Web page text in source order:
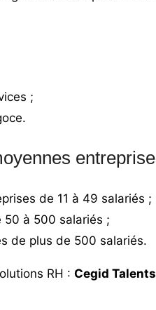
;
de 11 à 49 salariés ;
50 à 500 salariés ;
de plus de 500 salariés.
RH : Cegid